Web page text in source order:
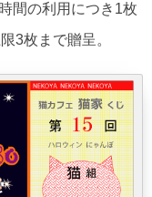
間の利用につき1枚
3枚まで贈呈。